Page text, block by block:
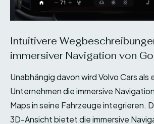
Intuitivere
immersiver Navigation von
Unabhängig davon wird Volvo Cars als
Unternehmen die immersive
Maps in seine Fahrzeuge integrieren.
3D-Ansicht bietet die immersive